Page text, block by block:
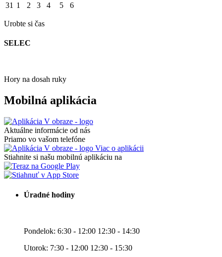
31 1 2 3 4 5 6
Urobte si čas
SELEC
Hory na dosah ruky
Mobilná aplikácia
Aktuálne informácie od nás
Priamo vo vašom telefóne
Viac o aplikácii
Stiahnite si našu mobilnú aplikáciu na
Úradné hodiny
Pondelok: 6:30 - 12:00 12:30 - 14:30
Utorok: 7:30 - 12:00 12:30 - 15:30